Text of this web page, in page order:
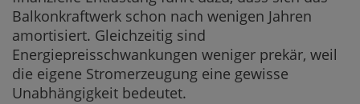
Balkonkraftwerk schon nach wenigen Jahren
amortisiert. Gleichzeitig sind
Energiepreisschwankungen weniger prekär, weil
die eigene Stromerzeugung eine gewisse
Unabhängigkeit bedeutet.